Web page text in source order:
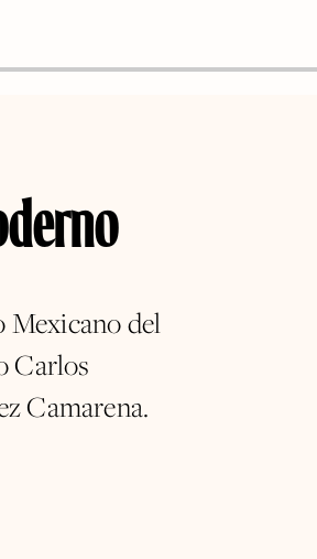
del
Carlos
Camarena.